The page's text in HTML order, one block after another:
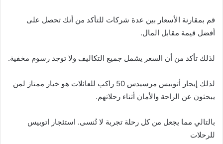
قم بمقارنة الأسعار بين عدة شركات للتأكد من أنك تحصل على
أفضل قيمة مقابل المال.
لذلك تأكد من أن السعر يشمل جميع التكاليف ولا توجد رسوم مخفية.
لذلك إيجار أتوبيس مرسيدس 50 راكب للعائلات هو خيار ممتاز لمن
يبحثون عن الراحة والأمان أثناء رحلاتهم.
بالتالي مما يجعل من كل رحلة تجربة لا تُنسى. استئجار اتوبيس
للرحلات